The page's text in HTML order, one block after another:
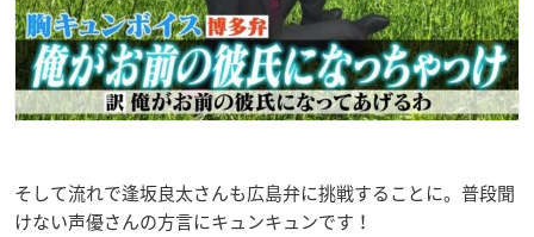
そして流れで逢坂良太さんも広島弁に挑戦することに。普段聞
けない声優さんの方言にキュンキュンです！